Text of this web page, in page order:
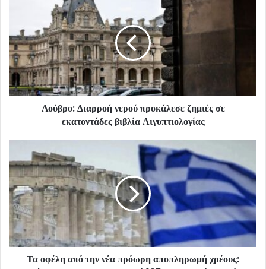
Λούβρο: Διαρροή νερού προκάλεσε ζημιές σε
εκατοντάδες βιβλία Αιγυπτιολογίας
Τα οφέλη από την νέα πρόωρη αποπληρωμή χρέους: